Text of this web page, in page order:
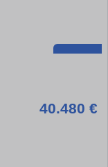
40.480 €